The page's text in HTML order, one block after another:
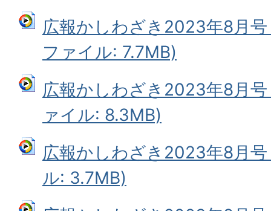
広報かしわざき2023年8月
ファイル: 7.7MB)
広報かしわざき2023年8月
ァイル: 8.3MB)
広報かしわざき2023年8月
ル: 3.7MB)